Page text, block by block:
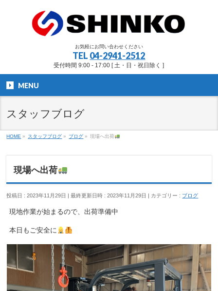
お気軽にお問い合わせください
TEL 04-2941-2512
受付時間 9:00 - 17:00 [ 土・日・祝日除く ]
MENU
スタッフブログ
HOME » スタッフブログ » ブログ » 現場へ出荷
現場へ出荷
投稿日 : 2023年11月29日 最終更新日時 : 2023年11月29日 カテゴリー : ブログ
現地作業が始まるので、出荷準備中
本日もご安全に